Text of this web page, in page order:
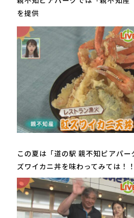
を提供
この夏は「道の駅 親不知ピアパ
ズワイカニ丼を味わってみては！！